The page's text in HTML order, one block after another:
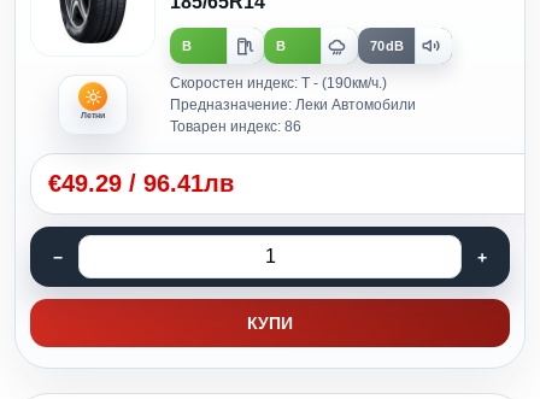
Летни
B B 70dB
Скоростен индекс: T - (190км/ч.)
Предназначение: Леки Автомобили
Товарен индекс: 86
€49.29 / 96.41лв
КУПИ